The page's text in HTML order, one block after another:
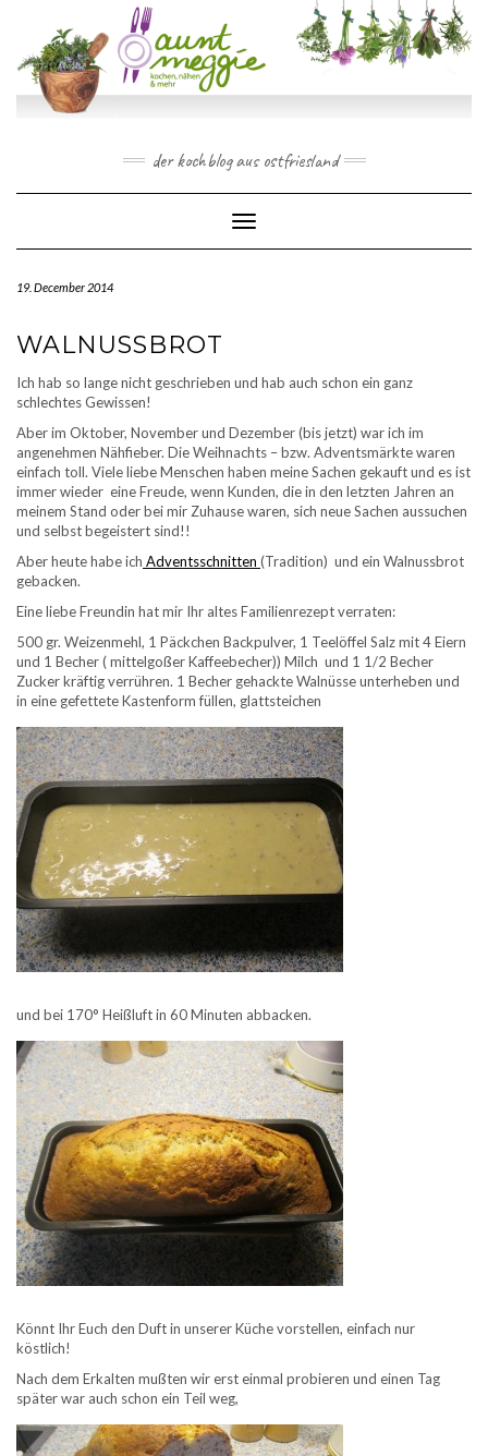
content
der kochblog aus ostfriesland
Toggle Navigation
19. December 2014
WALNUSSBROT
Ich hab so lange nicht geschrieben und hab auch schon ein ganz
schlechtes Gewissen!
Aber im Oktober, November und Dezember (bis jetzt) war ich im
angenehmen Nähfieber. Die Weihnachts – bzw. Adventsmärkte waren
einfach toll. Viele liebe Menschen haben meine Sachen gekauft und es ist
immer wieder eine Freude, wenn Kunden, die in den letzten Jahren an
meinem Stand oder bei mir Zuhause waren, sich neue Sachen aussuchen
und selbst begeistert sind!!
Aber heute habe ich Adventsschnitten (Tradition) und ein Walnussbrot
gebacken.
Eine liebe Freundin hat mir Ihr altes Familienrezept verraten:
500 gr. Weizenmehl, 1 Päckchen Backpulver, 1 Teelöffel Salz mit 4 Eiern
und 1 Becher ( mittelgoßer Kaffeebecher)) Milch und 1 1/2 Becher
Zucker kräftig verrühren. 1 Becher gehackte Walnüsse unterheben und
in eine gefettete Kastenform füllen, glattsteichen
und bei 170° Heißluft in 60 Minuten abbacken.
Könnt Ihr Euch den Duft in unserer Küche vorstellen, einfach nur
köstlich!
Nach dem Erkalten mußten wir erst einmal probieren und einen Tag
später war auch schon ein Teil weg,